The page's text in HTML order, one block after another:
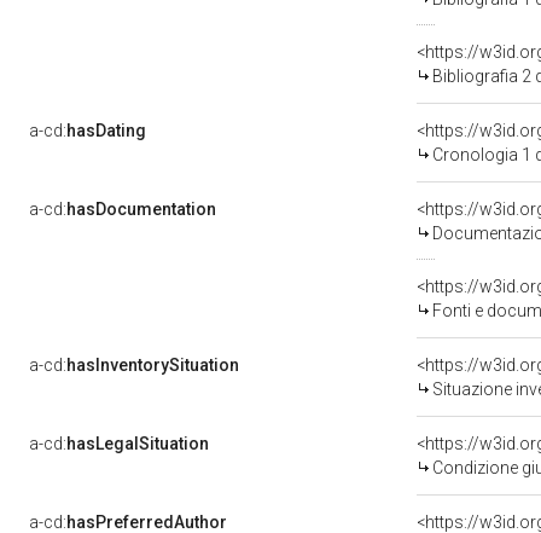
<https://
Bibliografia 2
a-cd:hasDating
<https://
Cronologia 1
a-cd:hasDocumentation
<https://
Fonti e
a-cd:hasInventorySituation
<https://
Situazione
a-cd:hasLegalSituation
Condizione
a-cd:hasPreferredAuthor
<https://